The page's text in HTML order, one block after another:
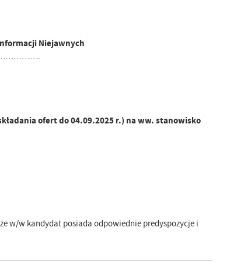
Niejawnych
ofert do 04.09.2025 r.) na ww. stanowisko
w/w kandydat posiada odpowiednie predyspozycje i